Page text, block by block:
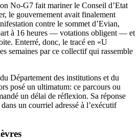
No-G7 fait mariner le Conseil d’Etat
le gouvernement avait finalement
contre le sommet d’Evian,
à 16 heures — votations obligent — et
Enterré, donc, le tracé en «U
semaines par ce collectif qui rassemble
Département des institutions et du
posé un ultimatum: ce parcours ou
un délai de réflexion. Sa réponse
un courriel adressé à l’exécutif